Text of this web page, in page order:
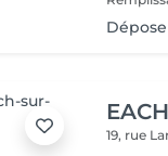
19, rue